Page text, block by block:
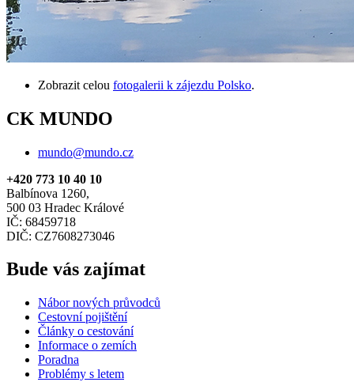
Zobrazit celou fotogalerii k zájezdu Polsko.
CK MUNDO
mundo@mundo.cz
+420 773 10 40 10
Balbínova 1260,
500 03 Hradec Králové
IČ: 68459718
DIČ: CZ7608273046
Bude vás zajímat
Nábor nových průvodců
Cestovní pojištění
Články o cestování
Informace o zemích
Poradna
Problémy s letem